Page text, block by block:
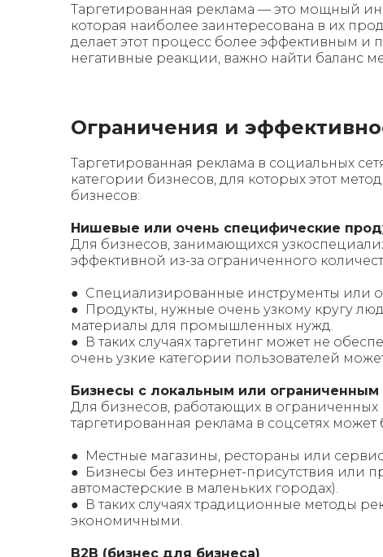
Таргетированная реклама — это мощный
которая наиболее заинтересована в их
делает этот процесс более эффективным
негативные реакции, важно найти баланс
Ограничения и
Таргетированная реклама в социальных
категории бизнесов, для которых этот
бизнесов:
Нишевые или очень специфические
Для бизнесов, занимающихся
эффективной из-за ограниченного
● Специализированные инструменты или
● Продукты, нужные очень узкому кругу
материалы для промышленных нужд.
● В таких случаях таргетинг может не
очень узкие категории пользователей
Бизнесы с локальным или ограниченным
Для бизнесов, работающих в
таргетированная реклама в соцсетях
● Местные магазины, рестораны или
● Бизнесы без интернет-присутствия или
автомастерские в маленьких городах).
● В таких случаях традиционные методы
экономичными.
B2B (бизнес для бизнеса)